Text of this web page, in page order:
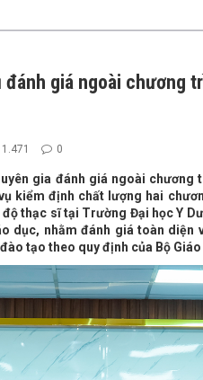
đánh giá ngoài chương
1.471 0
gia đánh giá ngoài
kiểm định chất lượng hai
thạc sĩ tại Trường Đại học Y
dục, nhằm đánh giá toàn diện
tạo theo quy định của Bộ